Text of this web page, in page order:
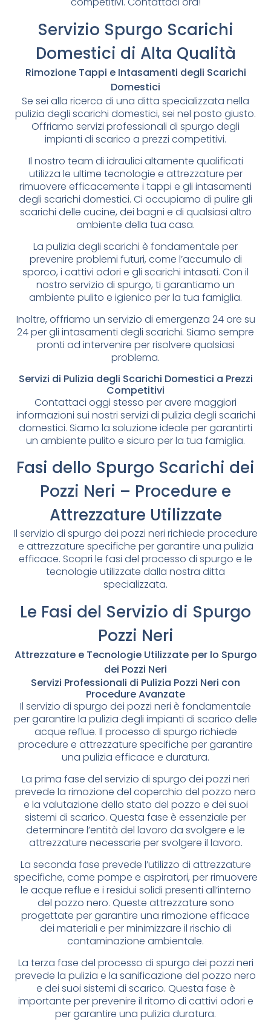
Servizio Spurgo Scarichi
Domestici di Alta Qualità
Rimozione Tappi e Intasamenti degli Scarichi
Domestici
Se sei alla ricerca di una ditta specializzata nella
pulizia degli scarichi domestici, sei nel posto giusto.
Offriamo servizi professionali di spurgo degli
impianti di scarico a prezzi competitivi.
Il nostro team di idraulici altamente qualificati
utilizza le ultime tecnologie e attrezzature per
rimuovere efficacemente i tappi e gli intasamenti
degli scarichi domestici. Ci occupiamo di pulire gli
scarichi delle cucine, dei bagni e di qualsiasi altro
ambiente della tua casa.
La pulizia degli scarichi è fondamentale per
prevenire problemi futuri, come l’accumulo di
sporco, i cattivi odori e gli scarichi intasati. Con il
nostro servizio di spurgo, ti garantiamo un
ambiente pulito e igienico per la tua famiglia.
Inoltre, offriamo un servizio di emergenza 24 ore su
24 per gli intasamenti degli scarichi. Siamo sempre
pronti ad intervenire per risolvere qualsiasi
problema.
Servizi di Pulizia degli Scarichi Domestici a Prezzi
Competitivi
Contattaci oggi stesso per avere maggiori
informazioni sui nostri servizi di pulizia degli scarichi
domestici. Siamo la soluzione ideale per garantirti
un ambiente pulito e sicuro per la tua famiglia.
Fasi dello Spurgo Scarichi dei
Pozzi Neri – Procedure e
Attrezzature Utilizzate
Il servizio di spurgo dei pozzi neri richiede procedure
e attrezzature specifiche per garantire una pulizia
efficace. Scopri le fasi del processo di spurgo e le
tecnologie utilizzate dalla nostra ditta
specializzata.
Le Fasi del Servizio di Spurgo
Pozzi Neri
Attrezzature e Tecnologie Utilizzate per lo Spurgo
dei Pozzi Neri
Servizi Professionali di Pulizia Pozzi Neri con
Procedure Avanzate
Il servizio di spurgo dei pozzi neri è fondamentale
per garantire la pulizia degli impianti di scarico delle
acque reflue. Il processo di spurgo richiede
procedure e attrezzature specifiche per garantire
una pulizia efficace e duratura.
La prima fase del servizio di spurgo dei pozzi neri
prevede la rimozione del coperchio del pozzo nero
e la valutazione dello stato del pozzo e dei suoi
sistemi di scarico. Questa fase è essenziale per
determinare l’entità del lavoro da svolgere e le
attrezzature necessarie per svolgere il lavoro.
La seconda fase prevede l’utilizzo di attrezzature
specifiche, come pompe e aspiratori, per rimuovere
le acque reflue e i residui solidi presenti all’interno
del pozzo nero. Queste attrezzature sono
progettate per garantire una rimozione efficace
dei materiali e per minimizzare il rischio di
contaminazione ambientale.
La terza fase del processo di spurgo dei pozzi neri
prevede la pulizia e la sanificazione del pozzo nero
e dei suoi sistemi di scarico. Questa fase è
importante per prevenire il ritorno di cattivi odori e
per garantire una pulizia duratura.